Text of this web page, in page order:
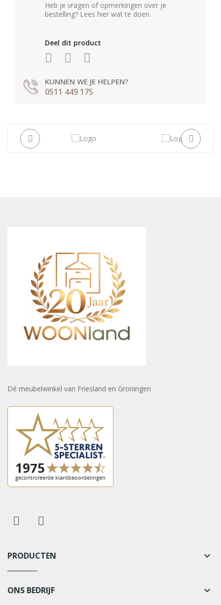
Heb je vragen of opmerkingen over je
bestelling? Lees hier wat te doen.
Deel dit product
KUNNEN WE JE HELPEN?
0511 449 175
Dé meubelwinkel van Friesland en Groningen
PRODUCTEN keyboard_arrow_down
ONS BEDRIJF keyboard_arrow_down